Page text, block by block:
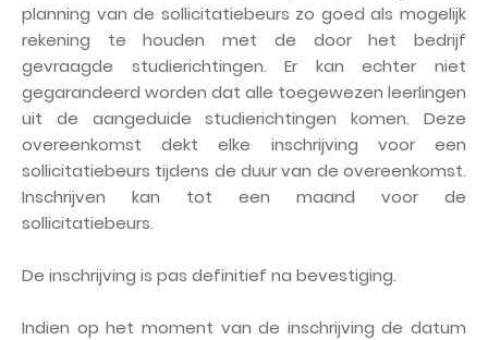
planning van de sollicitatiebeurs zo goed als mogelijk
rekening te houden met de door het bedrijf
gevraagde studierichtingen. Er kan echter niet
gegarandeerd worden dat alle toegewezen leerlingen
uit de aangeduide studierichtingen komen. Deze
overeenkomst dekt elke inschrijving voor een
sollicitatiebeurs tijdens de duur van de overeenkomst.
Inschrijven kan tot een maand voor de
sollicitatiebeurs.
De inschrijving is pas definitief na bevestiging.
Indien op het moment van de inschrijving de datum